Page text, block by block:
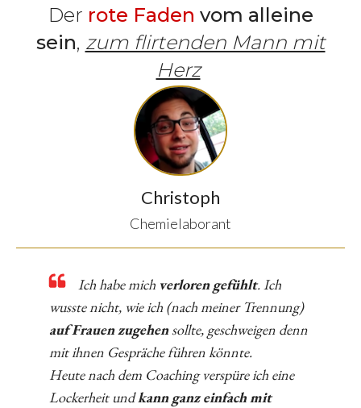
Der rote Faden vom alleine
sein, zum flirtenden Mann mit
Herz
Christoph
Chemielaborant
Ich habe mich verloren gefühlt. Ich
wusste nicht, wie ich (nach meiner Trennung)
auf Frauen zugehensollte, geschweigen denn
mit ihnen Gespräche führen könnte.
Heute nach dem Coaching verspüre ich eine
Lockerheit undkann ganz einfach mit